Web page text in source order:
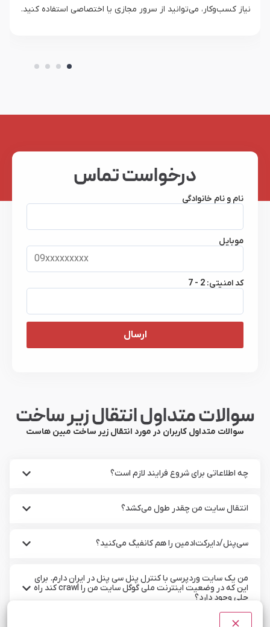
یا لایسنس‌های پایه توسط تیم فنی تأمین و روی سرور فعال
درخواست تماس
نام و نام خانوادگی
موبایل
کد امنیتی: 7 - 2
ارسال
سوالات متداول انتقال زیر ساخت
سوالات متداول کاربران در مورد انتقال زیر ساخت مبین هاست
چه اطلاعاتی برای شروع فرایند لازم است؟
انتقال سایت من چقدر طول می‌کشد؟
سی‌پنل/دایرکت‌ادمین را هم کانفیگ می‌کنید؟
من یک سایت وردپرسی با کنترل پنل سی پنل در ایران دارم. برای
این که در وضعیت اینترنت ملی گوگل سایت من را crawl کند راه
حلی وجود دارد؟